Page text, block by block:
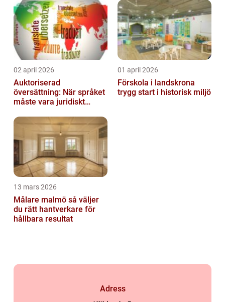
02 april 2026
Auktoriserad
översättning: När språket
måste vara juridiskt
01 april 2026
Förskola i landskrona
trygg start i historisk miljö
13 mars 2026
Målare malmö så väljer
du rätt hantverkare för
hållbara resultat
Adress